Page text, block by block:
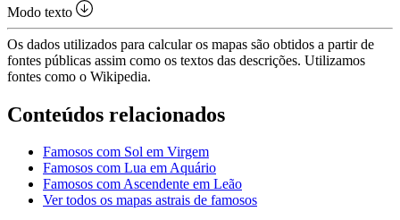
Modo texto
Os dados utilizados para calcular os mapas são obtidos a partir de
fontes públicas assim como os textos das descrições. Utilizamos
fontes como o Wikipedia.
Conteúdos relacionados
Famosos com Sol em Virgem
Famosos com Lua em Aquário
Famosos com Ascendente em Leão
Ver todos os mapas astrais de famosos